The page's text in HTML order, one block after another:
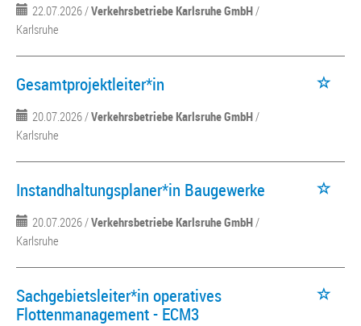
22.07.2026 /Verkehrsbetriebe Karlsruhe GmbH/
Karlsruhe
Gesamtprojektleiter*in
20.07.2026 /Verkehrsbetriebe Karlsruhe GmbH/
Karlsruhe
Instandhaltungsplaner*in Baugewerke
20.07.2026 /Verkehrsbetriebe Karlsruhe GmbH/
Karlsruhe
Sachgebietsleiter*in operatives
Flottenmanagement - ECM3